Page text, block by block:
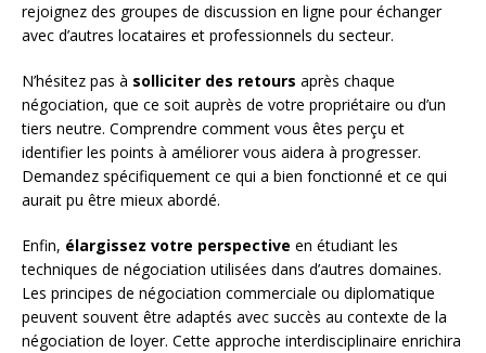
rejoignez des groupes de discussion en ligne pour échanger
avec d’autres locataires et professionnels du secteur.
N’hésitez pas à solliciter des retours après chaque
négociation, que ce soit auprès de votre propriétaire ou d’un
tiers neutre. Comprendre comment vous êtes perçu et
identifier les points à améliorer vous aidera à progresser.
Demandez spécifiquement ce qui a bien fonctionné et ce qui
aurait pu être mieux abordé.
Enfin, élargissez votre perspective en étudiant les
techniques de négociation utilisées dans d’autres domaines.
Les principes de négociation commerciale ou diplomatique
peuvent souvent être adaptés avec succès au contexte de la
négociation de loyer. Cette approche interdisciplinaire enrichira